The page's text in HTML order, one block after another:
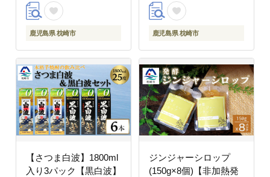
鹿児島県 枕崎市 鹿児島県 枕崎市
【さつま白波】1800ml
入り3パック【黒白波】
ジンジャーシロップ
(150g×8個)【非加熱発